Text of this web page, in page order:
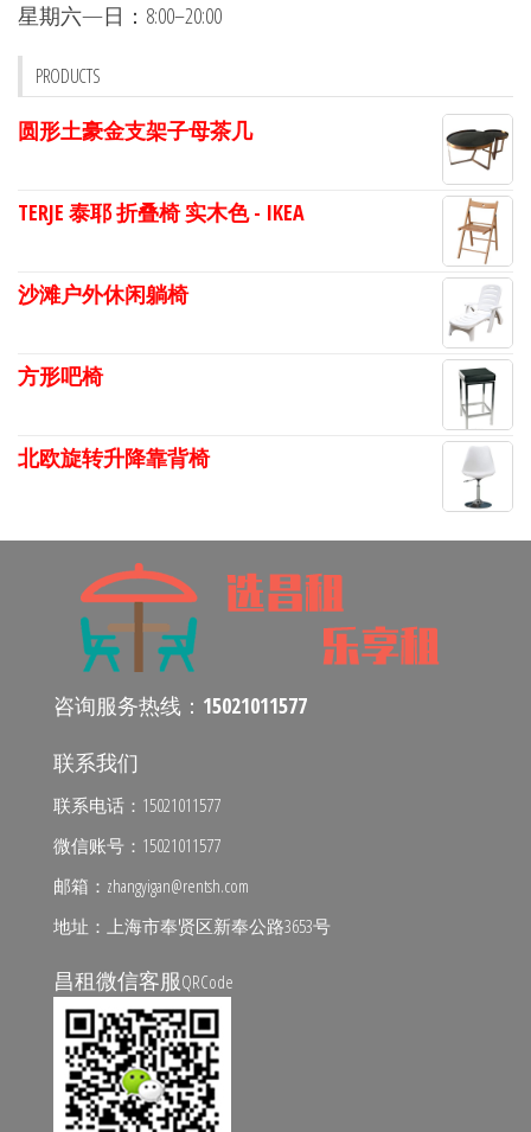
星期六—日：8:00–20:00
PRODUCTS
圆形土豪金支架子母茶几
TERJE 泰耶 折叠椅 实木色 - IKEA
沙滩户外休闲躺椅
方形吧椅
北欧旋转升降靠背椅
咨询服务热线： 15021011577
联系我们
联系电话：15021011577
微信账号：15021011577
邮箱：zhangyigan@rentsh.com
地址：上海市奉贤区新奉公路3653号
昌租微信客服QRCode